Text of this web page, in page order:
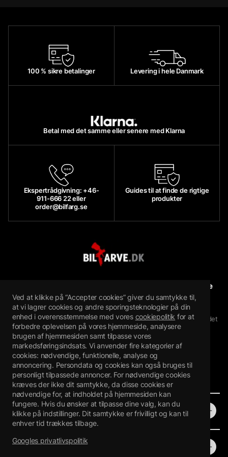
100 % sikre betalinger Levering i hele Danmark
Betal med det samme eller senere med Klarna
Ekspertrådgivning: +46-
911-666 22 eller
order@bilfarg.se
Guides til at finde de rigtige
produkter
Bilfarve.dk sælger autolak og reparationsfarver til alle
bilmærker.
Bilfarve.dk sælger spraymaling til biler, bilmaling i løs vægt,
malingstifter og touch-up-maling online. bilfarve.dk er en del af det
svenske www.bilfarg.se, som har eksisteret siden 2008
Bilfärgsspecialisten i Piteå AB
Mejselvägen 24, 943 36 Öjebyn, Sverige
Orgnr: 559272-7407
Butik
Information
Ved at klikke på “Accepter cookies” giver du samtykke til,
at vi lagrer cookies og andre sporingsteknologier på din
enhed i overensstemmelse med vores cookiepolitik for at
forbedre oplevelsen på vores hjemmeside, analysere
brugen af hjemmesiden samt tilpasse vores
markedsføringsindsats. Vi anvender fire kategorier af
cookies: nødvendige, funktionelle, analyse og
annoncering. Persondata og cookies kan også bruges til
personligt tilpassede annoncer. For nødvendige cookies
kræves der ikke dit samtykke, da disse cookies er
nødvendige for, at indholdet på hjemmesiden kan
fungere. Hvis du ønsker at tilpasse dine valg, kan du
klikke på indstillinger. Dit samtykke er frivilligt og kan til
enhver tid trækkes tilbage.
Googles privatlivspolitik